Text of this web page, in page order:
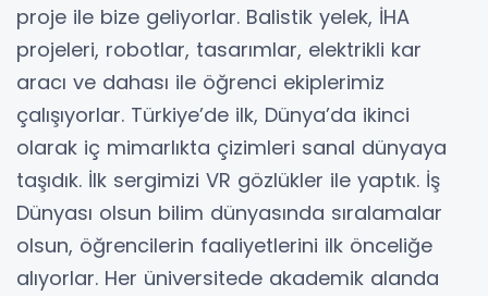
proje ile bize geliyorlar. Balistik yelek, İHA
projeleri, robotlar, tasarımlar, elektrikli kar
aracı ve dahası ile öğrenci ekiplerimiz
çalışıyorlar. Türkiye’de ilk, Dünya’da ikinci
olarak iç mimarlıkta çizimleri sanal dünyaya
taşıdık. İlk sergimizi VR gözlükler ile yaptık. İş
Dünyası olsun bilim dünyasında sıralamalar
olsun, öğrencilerin faaliyetlerini ilk önceliğe
alıyorlar. Her üniversitede akademik alanda